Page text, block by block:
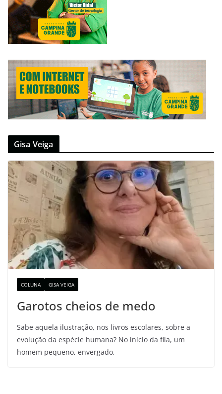
Gisa Veiga
COLUNA GISA VEIGA
Garotos cheios de medo
Sabe aquela ilustração, nos livros escolares, sobre a
evolução da espécie humana? No início da fila, um
homem pequeno, envergado,